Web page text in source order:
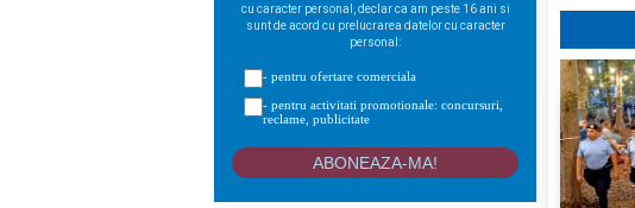
cu caracter personal, declar ca am peste 16 ani si
sunt de acord cu prelucrarea datelor cu caracter
personal:
- pentru ofertare comerciala
- pentru activitati promotionale: concursuri,
reclame, publicitate